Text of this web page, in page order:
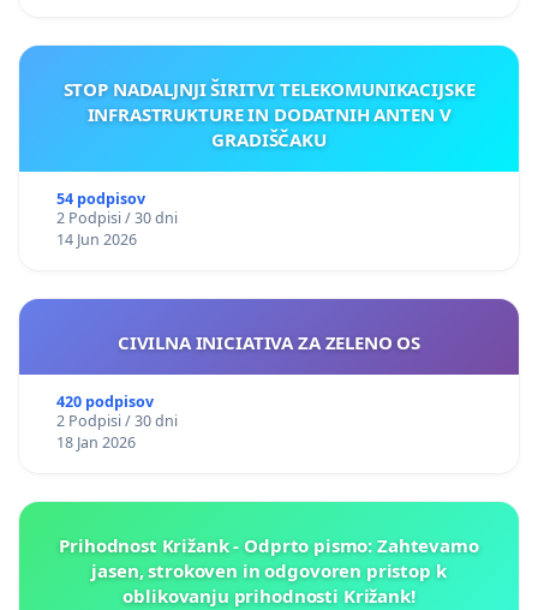
STOP NADALJNJI ŠIRITVI TELEKOMUNIKACIJSKE
INFRASTRUKTURE IN DODATNIH ANTEN V
GRADIŠČAKU
54 podpisov
2 Podpisi / 30 dni
14 Jun 2026
CIVILNA INICIATIVA ZA ZELENO OS
420 podpisov
2 Podpisi / 30 dni
18 Jan 2026
Prihodnost Križank - Odprto pismo: Zahtevamo
jasen, strokoven in odgovoren pristop k
oblikovanju prihodnosti Križank!